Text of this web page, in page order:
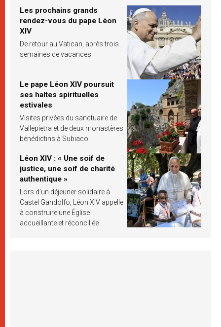
Les prochains grands
rendez-vous du pape Léon
XIV
De retour au Vatican, après trois
semaines de vacances
Le pape Léon XIV poursuit
ses haltes spirituelles
estivales
Visites privées du sanctuaire de
Vallepietra et de deux monastères
bénédictins à Subiaco
Léon XIV : « Une soif de
justice, une soif de charité
authentique »
Lors d’un déjeuner solidaire à
Castel Gandolfo, Léon XIV appelle
à construire une Église
accueillante et réconciliée